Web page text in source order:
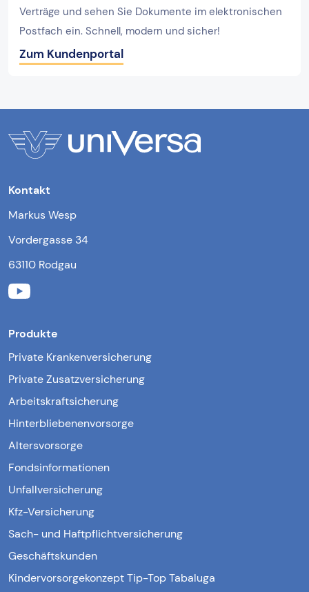
Verträge und sehen Sie Dokumente im elektronischen
Postfach ein. Schnell, modern und sicher!
Zum Kundenportal
Kontakt
Markus Wesp
Vordergasse 34
63110 Rodgau
Produkte
Private Krankenversicherung
Private Zusatzversicherung
Arbeitskraftsicherung
Hinterbliebenenvorsorge
Altersvorsorge
Fondsinformationen
Unfallversicherung
Kfz-Versicherung
Sach- und Haftpflichtversicherung
Geschäftskunden
Kindervorsorgekonzept Tip-Top Tabaluga